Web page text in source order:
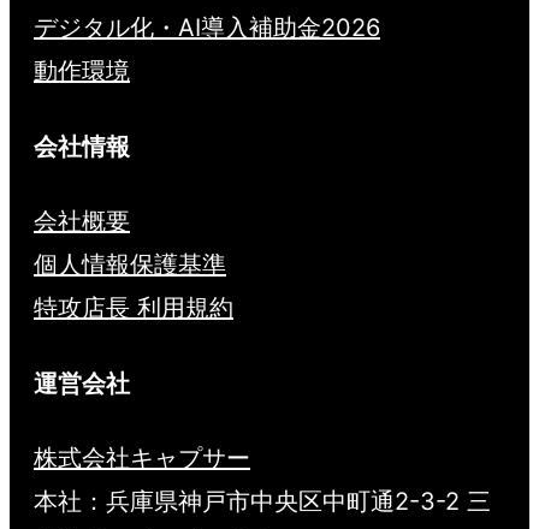
デジタル化・AI導入補助金2026
動作環境
会社情報
会社概要
個人情報保護基準
特攻店長 利用規約
運営会社
株式会社キャプサー
本社：兵庫県神戸市中央区中町通2-3-2 三